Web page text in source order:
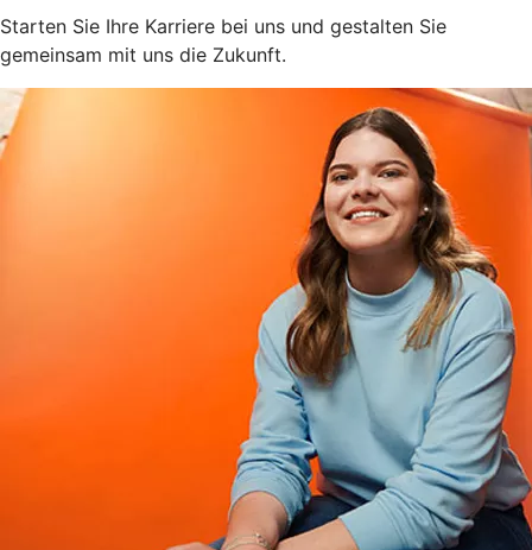
Starten Sie Ihre Karriere bei uns und gestalten Sie
gemeinsam mit uns die Zukunft.